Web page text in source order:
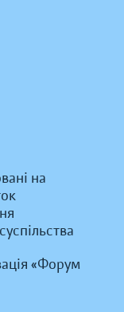
на
«Форум